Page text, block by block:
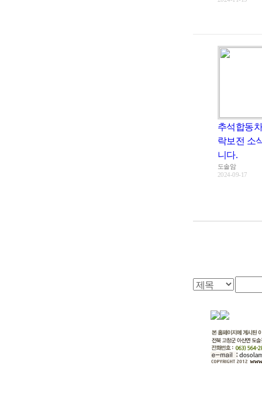
추석합동
락보전 소
니다.
도솔암
2024-09-17